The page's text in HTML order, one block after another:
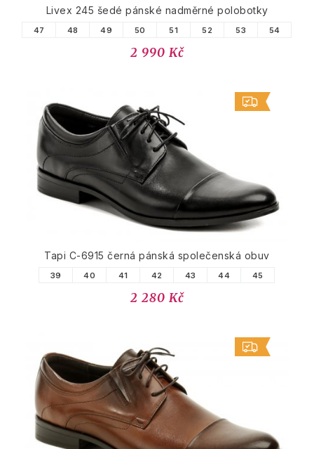
Livex 245 šedé pánské nadměrné polobotky
47 48 49 50 51 52 53 54
2 990 Kč
Tapi C-6915 černá pánská společenská obuv
39 40 41 42 43 44 45
2 280 Kč